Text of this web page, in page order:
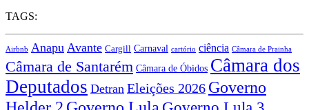
TAGS:
Airbnb Anapu Avante Cargill Carnaval cartório ciência Câmara de Prainha
Câmara de Santarém Câmara de Óbidos Câmara dos
Deputados Detran Eleições 2026 Governo